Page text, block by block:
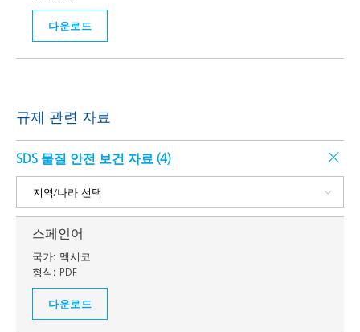
다운로드
규제 관련 자료
SDS 물질 안전 보건 자료 (4)
스페인어
국가: 멕시코
형식: PDF
다운로드